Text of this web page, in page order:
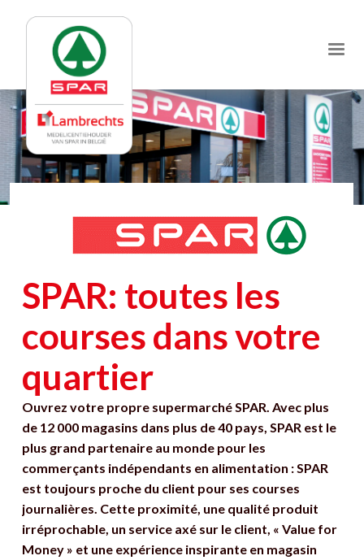
Jump
to
navigation
SPAR: toutes les
courses dans votre
quartier
Ouvrez votre propre supermarché SPAR. Avec plus
de 12 000 magasins dans plus de 40 pays, SPAR est le
plus grand partenaire au monde pour les
commerçants indépendants en alimentation : SPAR
est toujours proche du client pour ses courses
journalières. Cette proximité, une qualité produit
irréprochable, un service axé sur le client, « Value for
Money » et une expérience inspirante en magasin